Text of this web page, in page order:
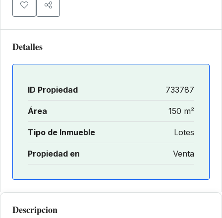
Detalles
ID Propiedad 733787
Área 150 m²
Tipo de Inmueble Lotes
Propiedad en Venta
Descripcion